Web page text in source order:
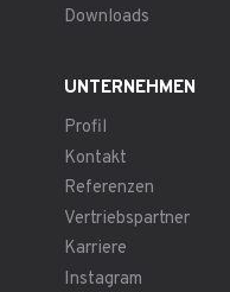
Downloads
UNTERNEHMEN
Profil
Kontakt
Referenzen
Vertriebspartner
Karriere
Instagram